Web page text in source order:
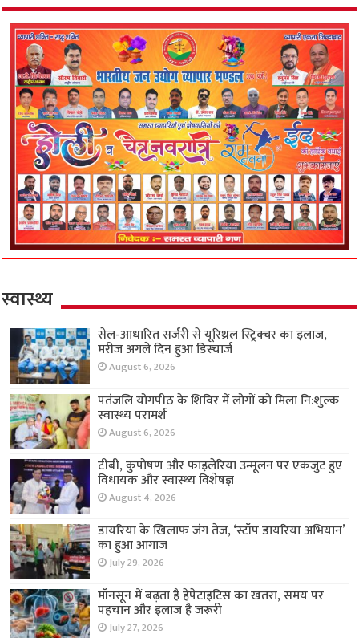
स्वास्थ्य
सेल-आधारित सर्जरी से यूरिथ्रल स्ट्रिक्चर का इलाज,
मरीज अगले दिन हुआ डिस्चार्ज
August 6, 2026
पतंजलि योगपीठ के शिविर में लोगों को मिला नि:शुल्क
स्वास्थ्य परामर्श
August 6, 2026
टीबी, कुपोषण और फाइलेरिया उन्मूलन पर एकजुट हुए
विधायक और स्वास्थ्य विशेषज्ञ
August 4, 2026
डायरिया के खिलाफ जंग तेज, ‘स्टॉप डायरिया अभियान’
का हुआ आगाज
July 29, 2026
मॉनसून में बढ़ता है हेपेटाइटिस का खतरा, समय पर
पहचान और इलाज है जरूरी
July 27, 2026